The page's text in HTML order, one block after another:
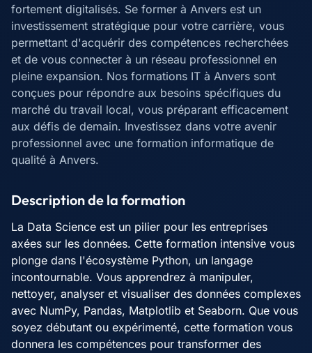
fortement digitalisés. Se former à Anvers est un
investissement stratégique pour votre carrière, vous
permettant d'acquérir des compétences recherchées
et de vous connecter à un réseau professionnel en
pleine expansion. Nos formations IT à Anvers sont
conçues pour répondre aux besoins spécifiques du
marché du travail local, vous préparant efficacement
aux défis de demain. Investissez dans votre avenir
professionnel avec une formation informatique de
qualité à Anvers.
Description de la formation
La Data Science est un pilier pour les entreprises
axées sur les données. Cette formation intensive vous
plonge dans l'écosystème Python, un langage
incontournable. Vous apprendrez à manipuler,
nettoyer, analyser et visualiser des données complexes
avec NumPy, Pandas, Matplotlib et Seaborn. Que vous
soyez débutant ou expérimenté, cette formation vous
donnera les compétences pour transformer des